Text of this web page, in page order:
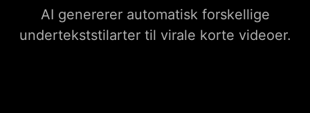
AI genererer automatisk forskellige
undertekststilarter til virale korte videoer.